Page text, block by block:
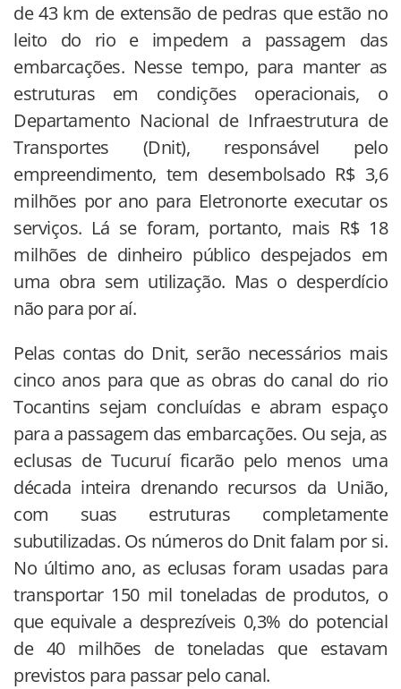
de 43 km de extensão de pedras que estão no
leito do rio e impedem a passagem das
embarcações. Nesse tempo, para manter as
estruturas em condições operacionais, o
Departamento Nacional de Infraestrutura de
Transportes (Dnit), responsável pelo
empreendimento, tem desembolsado R$ 3,6
milhões por ano para Eletronorte executar os
serviços. Lá se foram, portanto, mais R$ 18
milhões de dinheiro público despejados em
uma obra sem utilização. Mas o desperdício
não para por aí.
Pelas contas do Dnit, serão necessários mais
cinco anos para que as obras do canal do rio
Tocantins sejam concluídas e abram espaço
para a passagem das embarcações. Ou seja, as
eclusas de Tucuruí ficarão pelo menos uma
década inteira drenando recursos da União,
com suas estruturas completamente
subutilizadas. Os números do Dnit falam por si.
No último ano, as eclusas foram usadas para
transportar 150 mil toneladas de produtos, o
que equivale a desprezíveis 0,3% do potencial
de 40 milhões de toneladas que estavam
previstos para passar pelo canal.